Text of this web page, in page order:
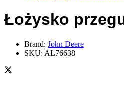
Łożysko
Brand: John Deere
SKU: AL76638